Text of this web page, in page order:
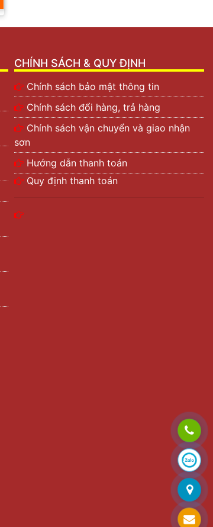
CHÍNH SÁCH & QUY ĐỊNH
Chính sách bảo mật thông tin
Chính sách đổi hàng, trả hàng
Chính sách vận chuyển và giao nhận
sơn
Hướng dẫn thanh toán
Quy định thanh toán